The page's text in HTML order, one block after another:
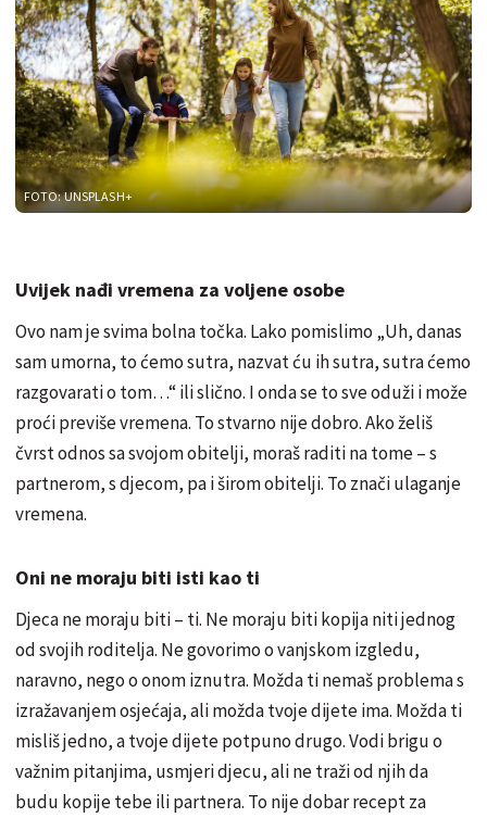
FOTO: UNSPLASH+
Uvijek nađi vremena za voljene osobe
Ovo nam je svima bolna točka. Lako pomislimo „Uh, danas
sam umorna, to ćemo sutra, nazvat ću ih sutra, sutra ćemo
razgovarati o tom…“ ili slično. I onda se to sve oduži i može
proći previše vremena. To stvarno nije dobro. Ako želiš
čvrst odnos sa svojom obitelji, moraš raditi na tome – s
partnerom, s djecom, pa i širom obitelji. To znači ulaganje
vremena.
Oni ne moraju biti isti kao ti
Djeca ne moraju biti – ti. Ne moraju biti kopija niti jednog
od svojih roditelja. Ne govorimo o vanjskom izgledu,
naravno, nego o onom iznutra. Možda ti nemaš problema s
izražavanjem osjećaja, ali možda tvoje dijete ima. Možda ti
misliš jedno, a tvoje dijete potpuno drugo. Vodi brigu o
važnim pitanjima, usmjeri djecu, ali ne traži od njih da
budu kopije tebe ili partnera. To nije dobar recept za